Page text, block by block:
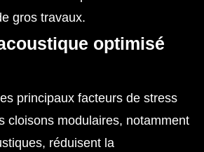
gros travaux.
optimisé
principaux facteurs de stress
cloisons modulaires, notamment
réduisent la